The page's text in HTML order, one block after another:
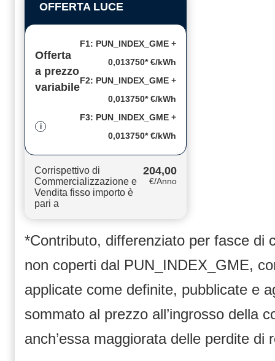
OFFERTA LUCE
Offerta
a prezzo
variabile
i
F1: PUN_INDEX_GME +
0,013750* €/kWh
F2: PUN_INDEX_GME +
0,013750* €/kWh
F3: PUN_INDEX_GME +
0,013750* €/kWh
Corrispettivo di
Commercializzazione e
Vendita fisso importo è
pari a
204,00
€/Anno
*Contributo, differenziato per fasce di
non coperti dal PUN_INDEX_GME,
applicate come definite, pubblicate e
sommato al prezzo all’ingrosso della
anch’essa maggiorata delle perdite di